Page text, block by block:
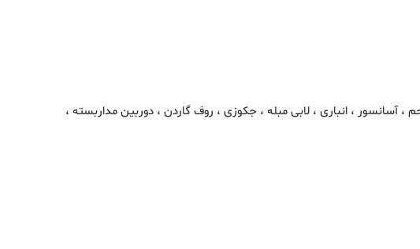
: 2 پارکینگ سندی 2 مزاحم ، آسانسور ، انباری ، لابی مبله ، جکوزی ، روف گاردن ، دوربین مداربسته ،